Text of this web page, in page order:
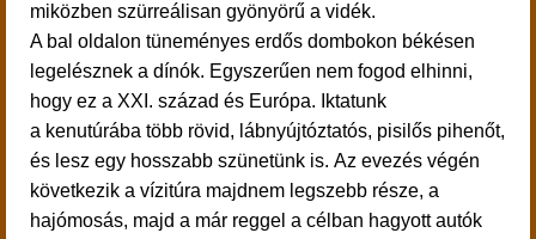
miközben szürreálisan gyönyörű a vidék.
A bal oldalon tüneményes erdős dombokon békésen
legelésznek a dínók. Egyszerűen nem fogod elhinni,
hogy ez a XXI. század és Európa.
Iktatunk
a kenutúrába több rövid, lábnyújtóztatós, pisilős pihenőt,
és lesz egy hosszabb szünetünk is. Az evezés végén
következik a vízitúra majdnem legszebb része, a
hajómosás, majd a már reggel a célban hagyott autók